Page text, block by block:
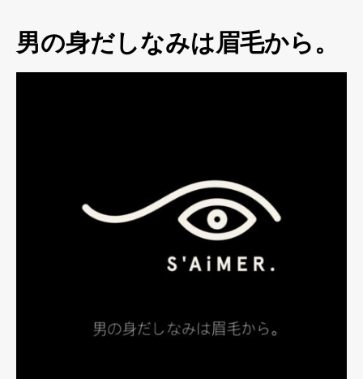
男の身だしなみは眉毛から。